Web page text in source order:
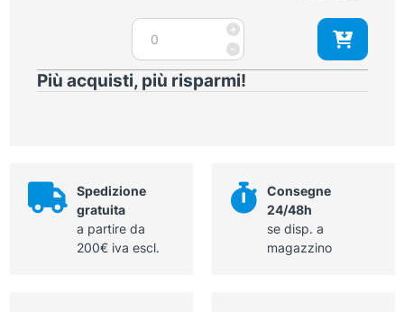
-
Tappeti
decontaminanti
30
fogli
+
Più acquisti, più risparmi!
Spedizione
gratuita
a partire da
200€ iva escl.
Consegne
24/48h
se disp. a
magazzino